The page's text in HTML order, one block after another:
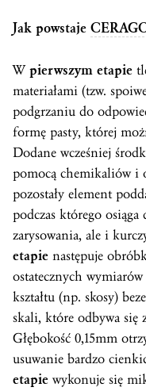
Jak powstaje
Wpierwszym etapie
materiałami (tzw.
podgrzaniu do
formę pasty, której
Dodane wcześniej
pomocą chemikaliów i
pozostały element
podczas którego
zarysowania, ale i
etapie następuje
ostatecznych
kształtu (np. skosy)
skali, które odbywa się
Głębokość 0,15mm
usuwanie bardzo
etapie wykonuje się